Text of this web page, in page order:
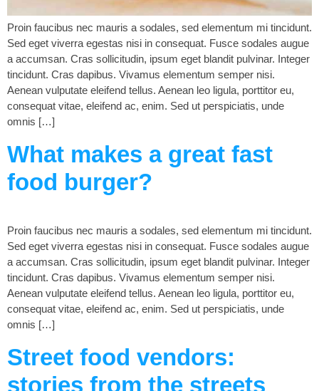
Proin faucibus nec mauris a sodales, sed elementum mi tincidunt.
Sed eget viverra egestas nisi in consequat. Fusce sodales augue
a accumsan. Cras sollicitudin, ipsum eget blandit pulvinar. Integer
tincidunt. Cras dapibus. Vivamus elementum semper nisi.
Aenean vulputate eleifend tellus. Aenean leo ligula, porttitor eu,
consequat vitae, eleifend ac, enim. Sed ut perspiciatis, unde
omnis […]
What makes a great fast
food burger?
Proin faucibus nec mauris a sodales, sed elementum mi tincidunt.
Sed eget viverra egestas nisi in consequat. Fusce sodales augue
a accumsan. Cras sollicitudin, ipsum eget blandit pulvinar. Integer
tincidunt. Cras dapibus. Vivamus elementum semper nisi.
Aenean vulputate eleifend tellus. Aenean leo ligula, porttitor eu,
consequat vitae, eleifend ac, enim. Sed ut perspiciatis, unde
omnis […]
Street food vendors:
stories from the streets